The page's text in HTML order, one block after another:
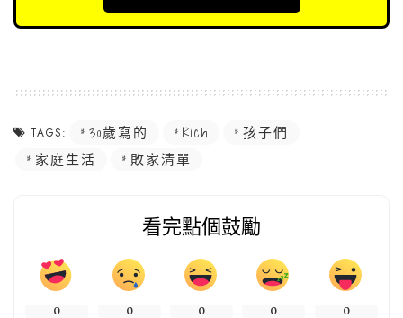
TAGS: 30歲寫的 Rich
孩子們
家庭生活
敗家清單
看完點個鼓勵
0 0 0 0 0